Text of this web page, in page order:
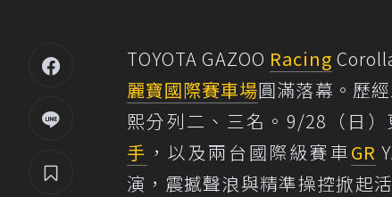
TOYOTA GAZOO Racing
麗寶國際賽車場圓滿落幕。歷
熙分列二、三名。9/28（日）
手 ，以及兩台國際級賽車GR
演，震撼聲浪與精準操控掀起